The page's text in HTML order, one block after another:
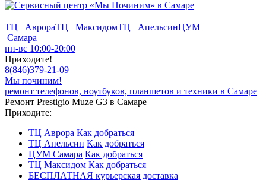
ТЦ АврораТЦ МаксидомТЦ АпельсинЦУМ
Самара
пн-вс 10:00-20:00
Приходите!
8(846)379-21-09
Мы починим!
ремонт телефонов, ноутбуков, планшетов и техники в Самаре
Ремонт Prestigio Muze G3 в Самаре
Приходите:
ТЦ Аврора Как добраться
ТЦ Апельсин Как добраться
ЦУМ Самара Как добраться
ТЦ Максидом Как добраться
БЕСПЛАТНАЯ курьерская доставка